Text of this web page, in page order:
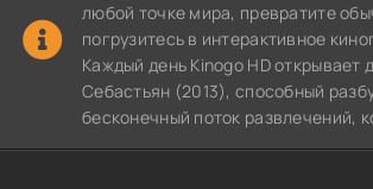
любой точке мира, превратите
погрузитесь в интерактивное
Каждый день Kinogo HD
Себастьян (2013), способный
бесконечный поток развлечений,